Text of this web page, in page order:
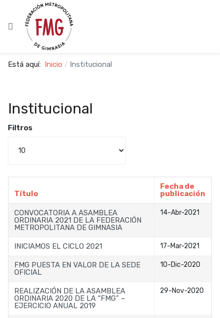
Está aquí: Inicio Institucional
Institucional
Filtros
Título
Fecha de
publicación
CONVOCATORIA A ASAMBLEA
ORDINARIA 2021 DE LA FEDERACIÓN
METROPOLITANA DE GIMNASIA
14-Abr-2021
INICIAMOS EL CICLO 2021 17-Mar-2021
FMG PUESTA EN VALOR DE LA SEDE
OFICIAL
10-Dic-2020
REALIZACIÓN DE LA ASAMBLEA
ORDINARIA 2020 DE LA “FMG” –
EJERCICIO ANUAL 2019
29-Nov-2020